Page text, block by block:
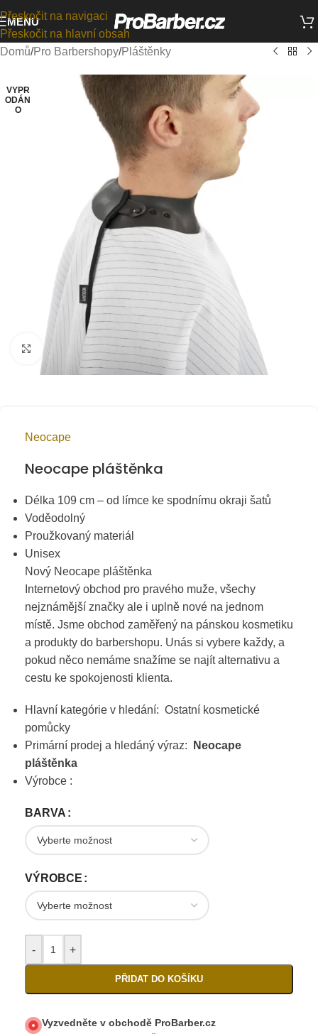
Přeskočit na navigaci
Přeskočit na hlavní obsah
MENU
Domů/Pro Barbershopy/Pláštěnky
VYPR
ODÁN
O
Kliknutím zvětšíte
Neocape
Neocape pláštěnka
Délka 109 cm – od límce ke spodnímu okraji šatů
Voděodolný
Proužkovaný materiál
Unisex
Nový Neocape pláštěnka
Internetový obchod pro pravého muže, všechy
nejznámější značky ale i uplně nové na jednom
místě. Jsme obchod zaměřený na pánskou kosmetiku
a produkty do barbershopu. Unás si vybere každy, a
pokud něco nemáme snažíme se najít alternativu a
cestu ke spokojenosti klienta.
Hlavní kategórie v hledání: Ostatní kosmetické
pomůcky
Primární prodej a hledáný výraz:
Neocape
pláštěnka
Výrobce :
BARVA
VÝROBCE
- +
PŘIDAT DO KOŠÍKU
Vyzvedněte v obchodě ProBarber.cz